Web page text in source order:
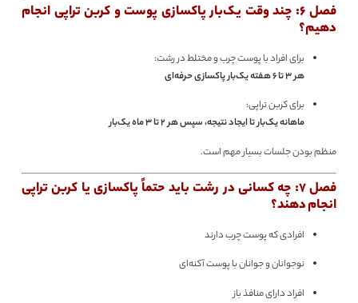
فصل 6: چند وقت یک‌بار پاکسازی پوست و کربن تراپی انجام
دهیم؟
برای افراد با پوست چرب و مختلط در رشت:
هر ۳ تا ۶ هفته یک‌بار پاکسازی حرفه‌ای
برای کربن تراپی:
ماهانه یک‌بار تا ایجاد نتیجه، سپس هر ۲ تا ۳ ماه یک‌بار
منظم بودن جلسات بسیار مهم است.
فصل 7: چه کسانی در رشت باید حتماً پاکسازی یا کربن تراپی
انجام دهند؟
افرادی که پوست چرب دارند
نوجوانان و جوانان با پوست آکنه‌ای
افراد دارای منافذ باز